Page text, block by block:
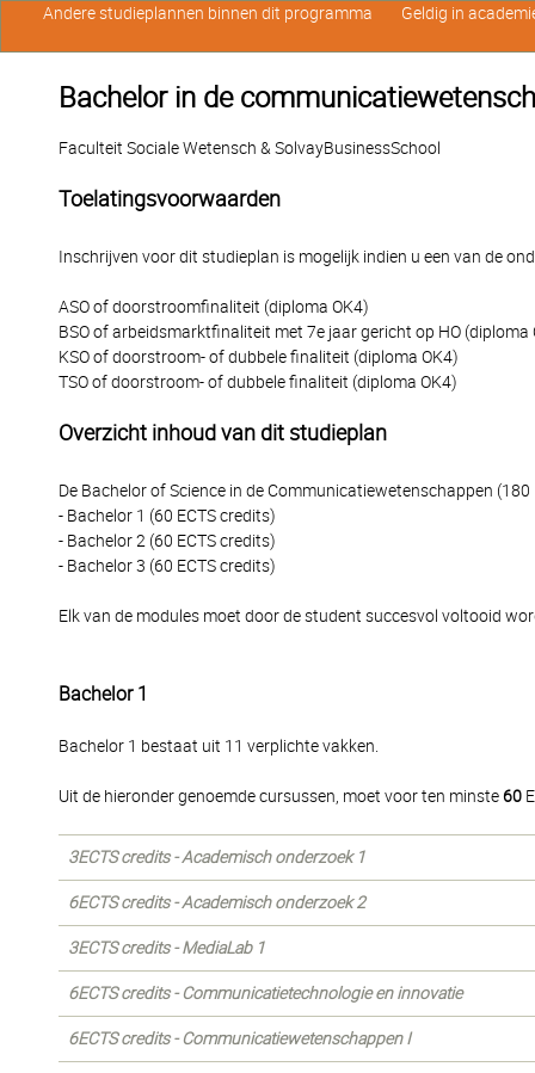
Bachelor in de
Faculteit Sociale Wetensch & SolvayBusinessSchool
Toelatingsvoorwaarden
Inschrijven voor dit studieplan is mogelijk indien u een van de
ASO of doorstroomfinaliteit (diploma OK4)
BSO of arbeidsmarktfinaliteit met 7e jaar gericht op HO (diploma
KSO of doorstroom- of dubbele finaliteit (diploma OK4)
TSO of doorstroom- of dubbele finaliteit (diploma OK4)
Overzicht inhoud van dit studieplan
De Bachelor of Science in de Communicatiewetenschappen
- Bachelor 1 (60 ECTS credits)
- Bachelor 2 (60 ECTS credits)
- Bachelor 3 (60 ECTS credits)
Elk van de modules moet door de student succesvol voltooid
Bachelor 1
Bachelor 1 bestaat uit 11 verplichte vakken.
Uit de hieronder genoemde cursussen, moet voor ten minste60
3ECTS credits - Academisch onderzoek 1
6ECTS credits - Academisch onderzoek 2
3ECTS credits - MediaLab 1
6ECTS credits - Communicatietechnologie en innovatie
6ECTS credits - Communicatiewetenschappen I
Andere studieplannen binnen dit programma Geldig in